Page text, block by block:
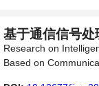
基于通信信号
Research on
Based on